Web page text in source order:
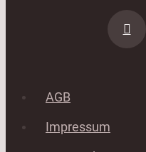
AGB
Impressum